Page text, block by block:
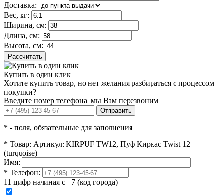
Доставка:
Вес, кг:
Ширина, см:
Длина, см:
Высота, см:
Рассчитать
Купить в один клик
Хотите купить товар, но нет желания разбираться с процессом
покупки?
Введите номер телефона, мы Вам перезвоним
Отправить
* - поля, обязательные для заполнения
* Товар: Артикул: KIRPUF TW12, Пуф Киркас Twist 12
(turquoise)
Имя:
* Телефон:
11 цифр начиная с +7 (код города)